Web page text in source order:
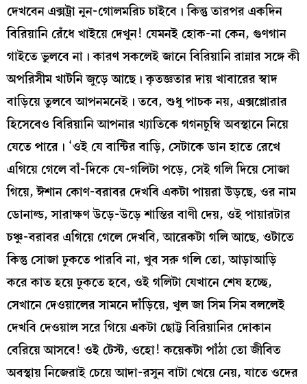
দেখবেন এক্সট্রা নুন-গোলমরিচ চাইবে। কিন্তু তারপর একদিন
বিরিয়ানি রেঁধে খাইয়ে দেখুন! যেমনই হোক-না কেন, গুণগান
গাইতে ভুলবে না। কারণ সকলেই জানে বিরিয়ানি রান্নার সঙ্গে কী
অপরিসীম খাটনি জুড়ে আছে। কৃতজ্ঞতার দায় খাবারের স্বাদ
বাড়িয়ে তুলবে আপনমনেই। তবে, শুধু পাচক নয়, এক্সপ্লোরার
হিসেবেও বিরিয়ানি আপনার খ্যাতিকে গগনচুম্বি অবস্থানে নিয়ে
যেতে পারে। ‘ওই যে বান্টির বাড়ি, সেটাকে ডান হাতে রেখে
এগিয়ে গেলে বাঁ-দিকে যে-গলিটা পড়ে, সেই গলি দিয়ে সোজা
গিয়ে, ঈশান কোণ-বরাবর দেখবি একটা পায়রা উড়ছে, ওর নাম
ডোনাল্ড, সারাক্ষণ উড়ে-উড়ে শান্তির বাণী দেয়, ওই পায়ারটার
চঞ্চু-বরাবর এগিয়ে গেলে দেখবি, আরেকটা গলি আছে, ওটাতে
কিন্তু সোজা ঢুকতে পারবি না, খুব সরু গলি তো, আড়াআড়ি
করে কাত হয়ে ঢুকতে হবে, ওই গলিটা যেখানে শেষ হচ্ছে,
সেখানে দেওয়ালের সামনে দাঁড়িয়ে, খুল জা সিম সিম বললেই
দেখবি দেওয়াল সরে গিয়ে একটা ছোট্ট বিরিয়ানির দোকান
বেরিয়ে আসবে! ওই টেস্ট, ওহো! কয়েকটা পাঁঠা তো জীবিত
অবস্থায় নিজেরাই চেয়ে আদা-রসুন বাটা খেয়ে নেয়, যাতে ওদের